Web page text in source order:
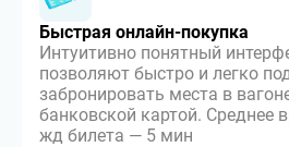
Быстрая онлайн-покупка
Интуитивно понятный
позволяют быстро и легко
забронировать места в
банковской картой. Среднее
жд билета — 5 мин